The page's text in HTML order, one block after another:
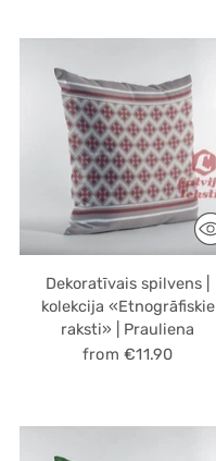
Dekoratīvais spilvens |
kolekcija «Etnogrāfiskie
raksti» | Prauliena
from €11.90